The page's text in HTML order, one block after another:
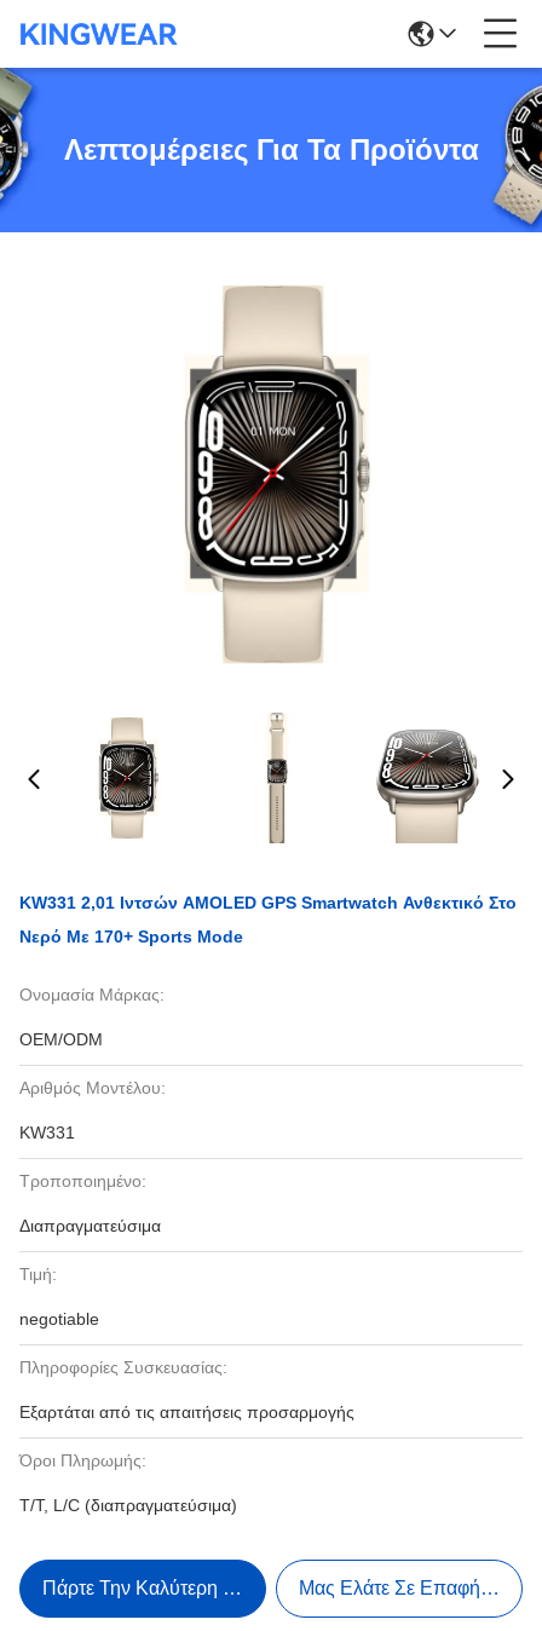
Λεπτομέρειες Για Τα Προϊόντα
KW331 2,01 Ιντσών AMOLED GPS Smartwatch Ανθεκτικό Στο
Νερό Με 170+ Sports Mode
Ονομασία Μάρκας:
OEM/ODM
Αριθμός Μοντέλου:
KW331
Τροποποιημένο:
Διαπραγματεύσιμα
Τιμή:
negotiable
Πληροφορίες Συσκευασίας:
Εξαρτάται από τις απαιτήσεις προσαρμογής
Όροι Πληρωμής:
T/T, L/C (διαπραγματεύσιμα)
Πάρτε Την Καλύτερη Τιμή Μας Ελάτε Σε Επαφή Με